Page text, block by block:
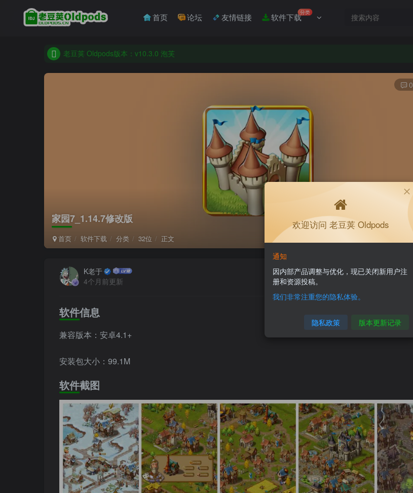
首页 论坛 友情链接 软件下载分类
老豆荚 Oldpods版本：v10.3.0 泡芙
老豆荚 Oldpods版本：v10.3.0 泡芙
家园7_1.14.7修改版
首页 软件下载 分类 32位 正文
0
K老于
4个月前更新
关注
软件信息
兼容版本：安卓4.1+
安装包大小：99.1M
软件截图
欢迎访问 老豆荚 Oldpods
通知
因内部产品调整与优化，现已关闭新用户注
册和资源投稿。
我们非常注重您的隐私体验。
隐私政策 版本更新记录